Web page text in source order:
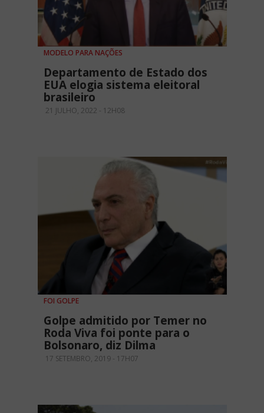
MODELO PARA NAÇÕES
Departamento de Estado dos
EUA elogia sistema eleitoral
brasileiro
21 JULHO, 2022 - 12H08
FOI GOLPE
Golpe admitido por Temer no
Roda Viva foi ponte para o
Bolsonaro, diz Dilma
17 SETEMBRO, 2019 - 17H07